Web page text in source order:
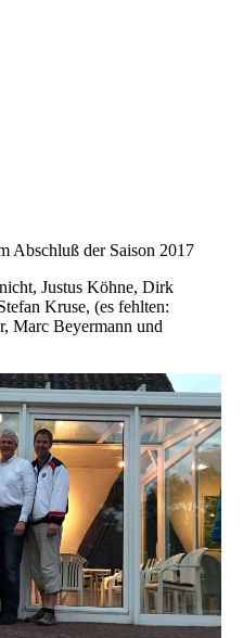
Abschluß der Saison 2017
Justus Köhne, Dirk
Kruse, (es fehlten:
Marc Beyermann und